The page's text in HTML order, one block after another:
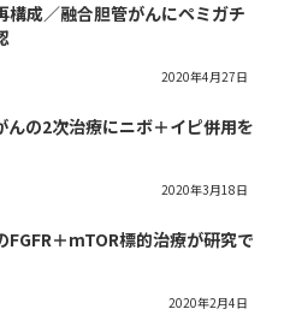
構成／融合胆管がんにペミガチ
2020年4月27日
んの2次治療にニボ＋イピ併用を
2020年3月18日
FGFR＋mTOR標的治療が研究で
2020年2月4日